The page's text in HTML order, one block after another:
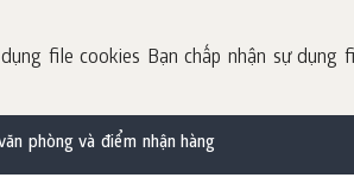
file cookies Bạn chấp nhận sự dụng
phòng và điểm nhận hàng